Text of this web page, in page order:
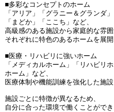
■多彩なコンセプトのホーム
「アリア」「グラニー＆グランダ
「まどか」「ここち」など、
高級感のある施設から家庭的な雰囲
それぞれに特色のあるホームを展開
■医療・リハビリに強いホーム
「メディカルホーム」「リハビリ
ホーム」など、
医療体制や機能訓練を強化した施設
施設ごとに特徴が異なるため、
自分に合った環境で働くことができ